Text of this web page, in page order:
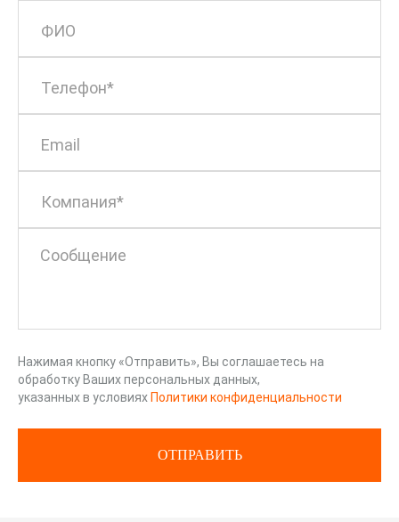
ФИО
Телефон*
Email
Компания*
Нажимая кнопку «Отправить», Вы соглашаетесь на
обработку Ваших персональных данных,
указанных в условиях Политики конфиденциальности
ОТПРАВИТЬ